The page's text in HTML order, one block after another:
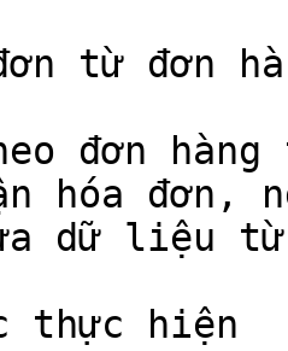
từ đơn
đơn
hóa đơn,
dữ liệu
thực hiện